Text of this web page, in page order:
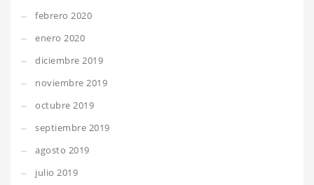
febrero 2020
enero 2020
diciembre 2019
noviembre 2019
octubre 2019
septiembre 2019
agosto 2019
julio 2019